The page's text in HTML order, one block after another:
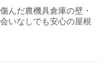
んだ農機具倉庫の壁・
いなしでも安心の屋根